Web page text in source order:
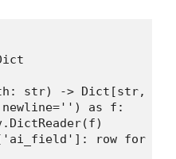
str) -> Dict[str,
as f: